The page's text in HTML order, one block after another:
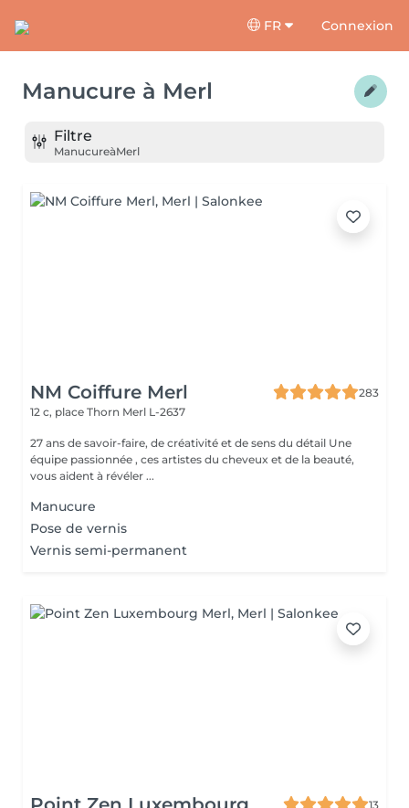
FR Connexion
Manucure à Merl
Filtre
ManucureàMerl
NM Coiffure Merl
283
12 c, place Thorn Merl L-2637
27 ans de savoir-faire, de créativité et de sens du détail Une
équipe passionnée , ces artistes du cheveux et de la beauté,
vous aident à révéler ...
Manucure
Pose de vernis
Vernis semi-permanent
13